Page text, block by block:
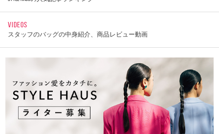
VIDEOS
スタッフのバッグの中身紹介、商品レビュー動画